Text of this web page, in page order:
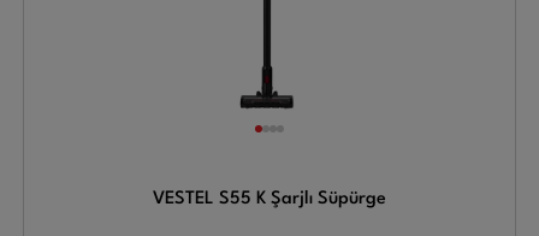
VESTEL S55 K Şarjlı Süpürge